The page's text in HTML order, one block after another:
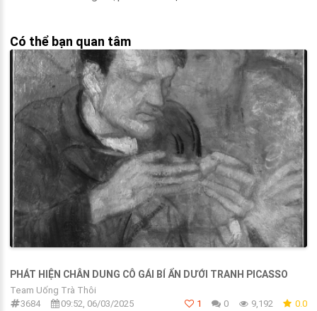
Có thể bạn quan tâm
PHÁT HIỆN CHÂN DUNG CÔ GÁI BÍ ẨN DƯỚI TRANH PICASSO
Team Uống Trà Thôi
3684
09:52, 06/03/2025 1 0 9,192 0.0